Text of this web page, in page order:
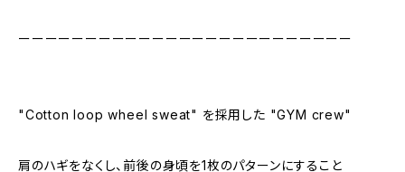
ーーーーーーーーーーーーーーーーーーーーーーーーー
"Cotton loop wheel sweat" を採用した "GYM crew"
肩のハギをなくし、前後の身頃を1枚のパターンにすること